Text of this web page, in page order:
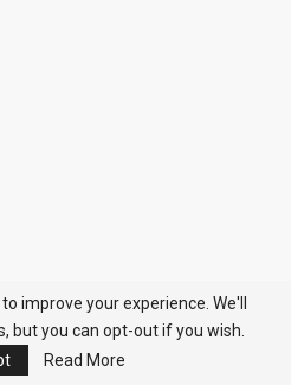
improve your experience. We'll
but you can opt-out if you wish.
Read More